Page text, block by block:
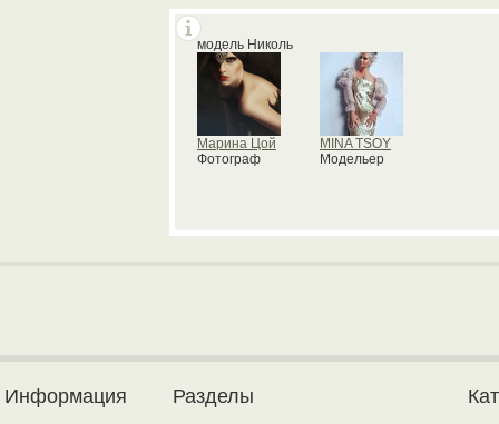
модель Николь
Марина Цой
Фотограф
MINA TSOY
Модельер
Информация Разделы